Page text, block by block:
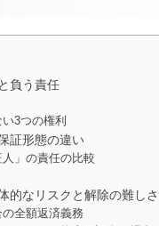
負う責任
3つの権利
証形態の違い
人」の責任の比較
的なリスクと解除の難しさ
全額返済義務